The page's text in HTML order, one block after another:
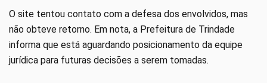
O site tentou contato com a defesa dos envolvidos, mas
não obteve retorno. Em nota, a Prefeitura de Trindade
informa que está aguardando posicionamento da equipe
jurídica para futuras decisões a serem tomadas.